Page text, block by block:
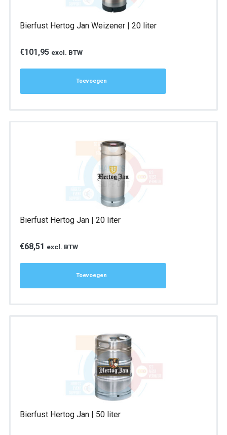
Bierfust Hertog Jan Weizener | 20 liter
€101,95 excl. BTW
Toevoegen
Bierfust Hertog Jan | 20 liter
€68,51 excl. BTW
Toevoegen
Bierfust Hertog Jan | 50 liter